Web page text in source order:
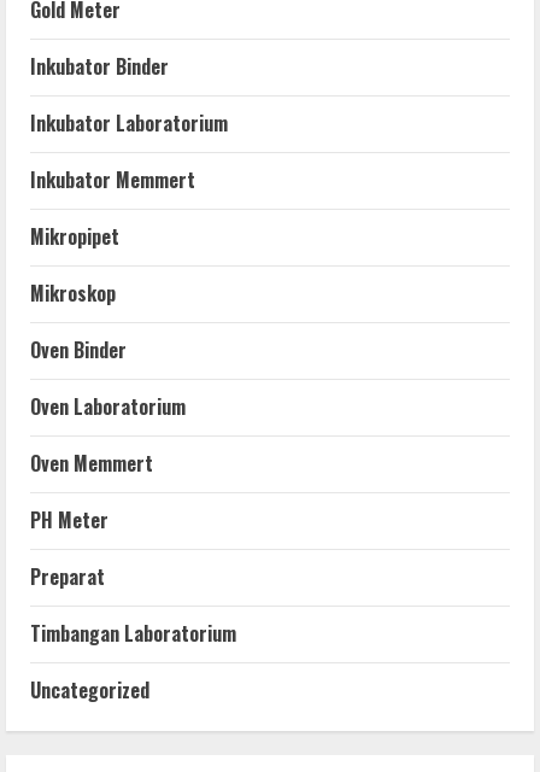
Gold Meter
Inkubator Binder
Inkubator Laboratorium
Inkubator Memmert
Mikropipet
Mikroskop
Oven Binder
Oven Laboratorium
Oven Memmert
PH Meter
Preparat
Timbangan Laboratorium
Uncategorized